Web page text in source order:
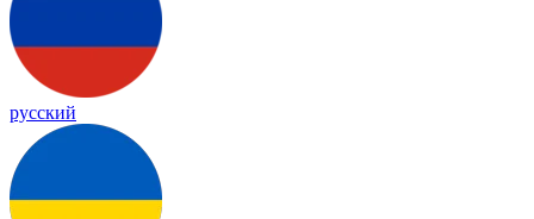
русский